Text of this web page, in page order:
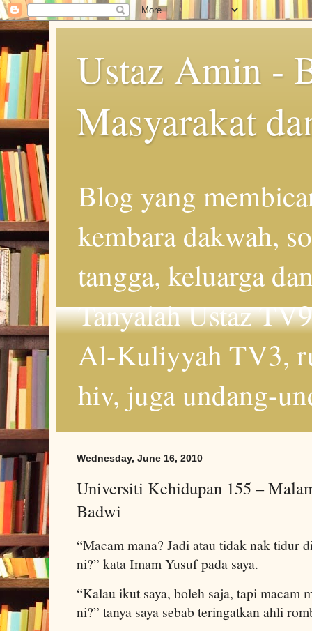
Ustaz Amin -
Masyarakat
Blog yang
kembara dakwah,
tangga, keluarga
Tanyalah Ustaz
Al-Kuliyyah TV3,
hiv, juga undang-
Wednesday, June 16, 2010
Universiti Kehidupan 155 –
Badwi
“Macam mana? Jadi atau tidak nak tidur
ni?” kata Imam Yusuf pada saya.
“Kalau ikut saya, boleh saja, tapi macam
ni?” tanya saya sebab teringatkan ahli